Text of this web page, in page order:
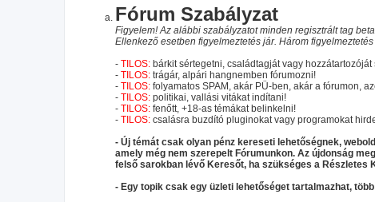
Fórum Szabályzat
Figyelem! Az alábbi szabályzatot minden regisztrált tag
Ellenkező esetben figyelmeztetés jár. Három
- TILOS: bárkit sértegetni, családtagját vagy hozzátartozóját
- TILOS: trágár, alpári hangnemben fórumozni!
- TILOS: folyamatos SPAM, akár PÜ-ben, akár a fórumon,
- TILOS: politikai, vallási vitákat indítani!
- TILOS: fenőtt, +18-as témákat belinkelni!
- TILOS: csalásra buzdító pluginokat vagy programokat
- Új témát csak olyan pénz kereseti lehetőségnek,
amely még nem szerepelt Fórumunkon. Az újdonság
felső sarokban lévő Keresőt, ha szükséges a Részletes
- Egy topik csak egy üzleti lehetőséget tartalmazhat,